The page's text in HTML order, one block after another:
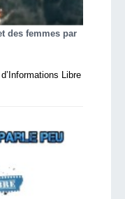
des femmes par
Libre